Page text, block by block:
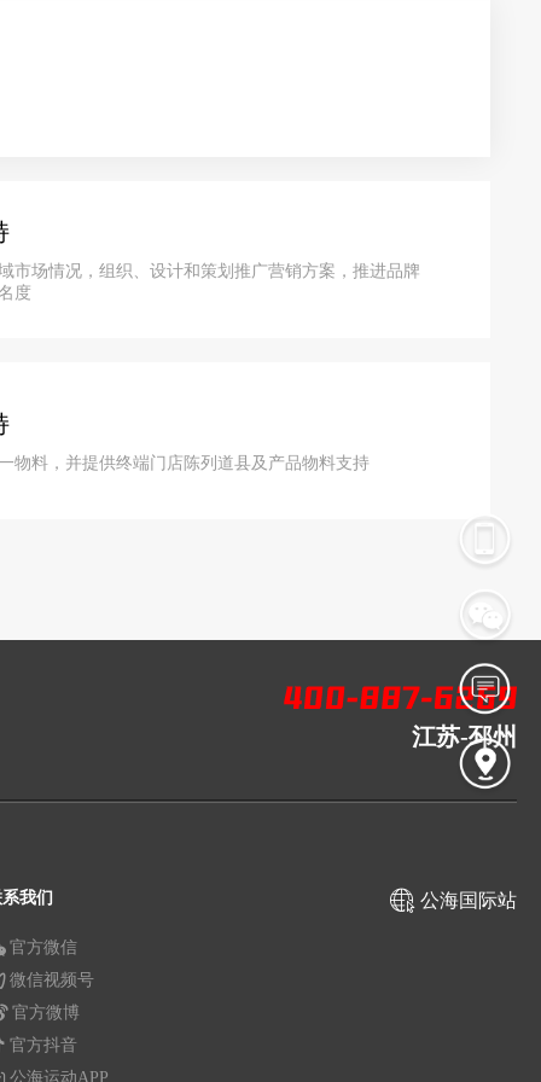
市场情况，组织、设计和策划推广营销方案，推进品牌
度
物料，并提供终端门店陈列道县及产品物料支持
江苏-邳州
我们
官方微信
微信视频号
官方微博
官方抖音
公海运动APP
公海国际站